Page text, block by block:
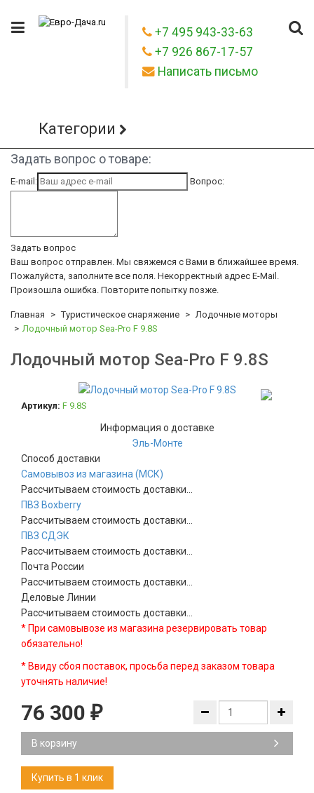
+7 495 943-33-63
+7 926 867-17-57
Написать письмо
Категории
Задать вопрос о товаре:
E-mail: Вопрос:
Задать вопрос
Ваш вопрос отправлен. Мы свяжемся с Вами в ближайшее время.
Пожалуйста, заполните все поля. Некорректный адрес E-Mail.
Произошла ошибка. Повторите попытку позже.
Главная Туристическое снаряжение
Лодочные моторы
Лодочный мотор Sea-Pro F 9.8S
Лодочный мотор Sea-Pro F 9.8S
Артикул: F 9.8S
Информация о доставке
Эль-Монте
Способ доставки
Самовывоз из магазина (МСК)
Рассчитываем стоимость доставки...
ПВЗ Boxberry
Рассчитываем стоимость доставки...
ПВЗ СДЭК
Рассчитываем стоимость доставки...
Почта России
Рассчитываем стоимость доставки...
Деловые Линии
Рассчитываем стоимость доставки...
* При самовывозе из магазина резервировать товар
обязательно!
* Ввиду сбоя поставок, просьба перед заказом товара
уточнять наличие!
76 300 ₽
В корзину